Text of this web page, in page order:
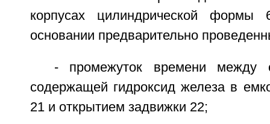
корпусах цилиндрической формы
основании предварительно
- промежуток времени между
содержащей гидроксид железа в
21 и открытием задвижки 22;